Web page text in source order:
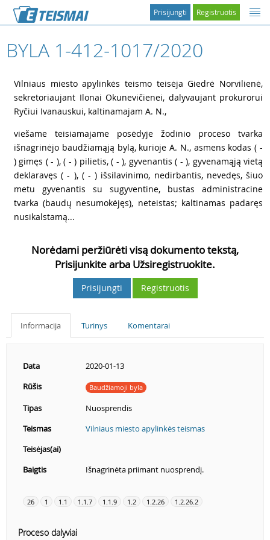
Registruotis
Prisijungti
BYLA 1-412-1017/2020
Vilniaus miesto apylinkės teismo teisėja Giedrė Norvilienė,
sekretoriaujant Ilonai Okunevičienei, dalyvaujant prokurorui
Ryčiui Ivanauskui, kaltinamajam A. N.,
viešame teisiamajame posėdyje žodinio proceso tvarka
išnagrinėjo baudžiamąją bylą, kurioje A. N., asmens kodas ( -
) gimęs ( - ), ( - ) pilietis, ( - ), gyvenantis ( - ), gyvenamąją vietą
deklaravęs ( - ), ( - ) išsilavinimo, nedirbantis, nevedęs, šiuo
metu gyvenantis su sugyventine, bustas administracine
tvarka (baudų nesumokėjęs), neteistas; kaltinamas padaręs
nusikalstamą...
Norėdami peržiūrėti visą dokumento tekstą,
Prisijunkite arba Užsiregistruokite.
Prisijungti Registruotis
Informacija Turinys Komentarai
Data
2020-01-13
Rūšis
Baudžiamoji byla
Tipas
Nuosprendis
Teismas
Vilniaus miesto apylinkės teismas
Teisėjas(ai)
Baigtis
Išnagrinėta priimant nuosprendį.
26 1 1.1 1.1.7 1.1.9 1.2 1.2.26 1.2.26.2
Proceso dalyviai